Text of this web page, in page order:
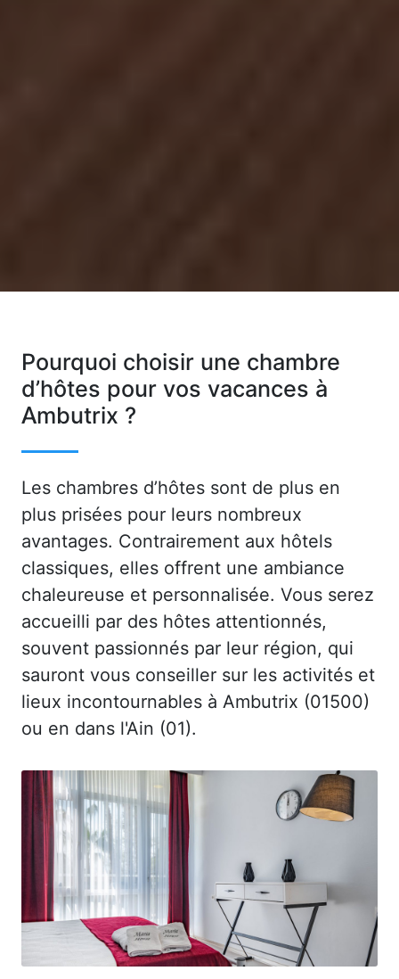
Pourquoi choisir une chambre
d’hôtes pour vos vacances à
Ambutrix ?
Les chambres d’hôtes sont de plus en
plus prisées pour leurs nombreux
avantages. Contrairement aux hôtels
classiques, elles offrent une ambiance
chaleureuse et personnalisée. Vous serez
accueilli par des hôtes attentionnés,
souvent passionnés par leur région, qui
sauront vous conseiller sur les activités et
lieux incontournables à Ambutrix (01500)
ou en dans l'Ain (01).